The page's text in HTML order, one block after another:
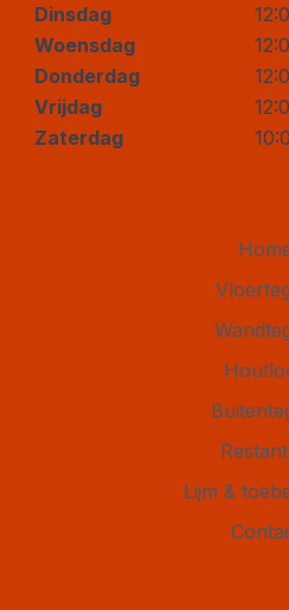
Dinsdag
Woensdag
Donderdag
Vrijdag
Zaterdag
Lijm &